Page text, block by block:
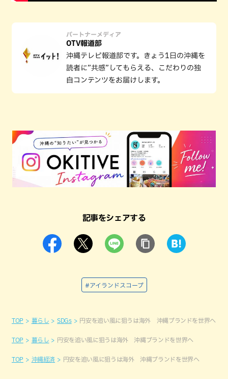
パートナーメディア
OTV報道部
沖縄テレビ報道部です。きょう1日の沖縄を
読者に”共感”してもらえる、こだわりの独
自コンテンツをお届けします。
記事をシェアする
#アイランドスコープ
TOP 暮らし SDGs 円安を追い風に狙うは海外 沖縄ブランドを世界へ
TOP 暮らし 円安を追い風に狙うは海外 沖縄ブランドを世界へ
TOP 沖縄経済 円安を追い風に狙うは海外 沖縄ブランドを世界へ